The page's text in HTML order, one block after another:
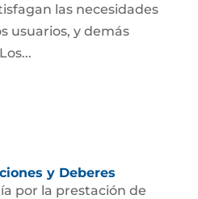
las necesidades
usuarios, y demás
y Deberes
por la prestación de